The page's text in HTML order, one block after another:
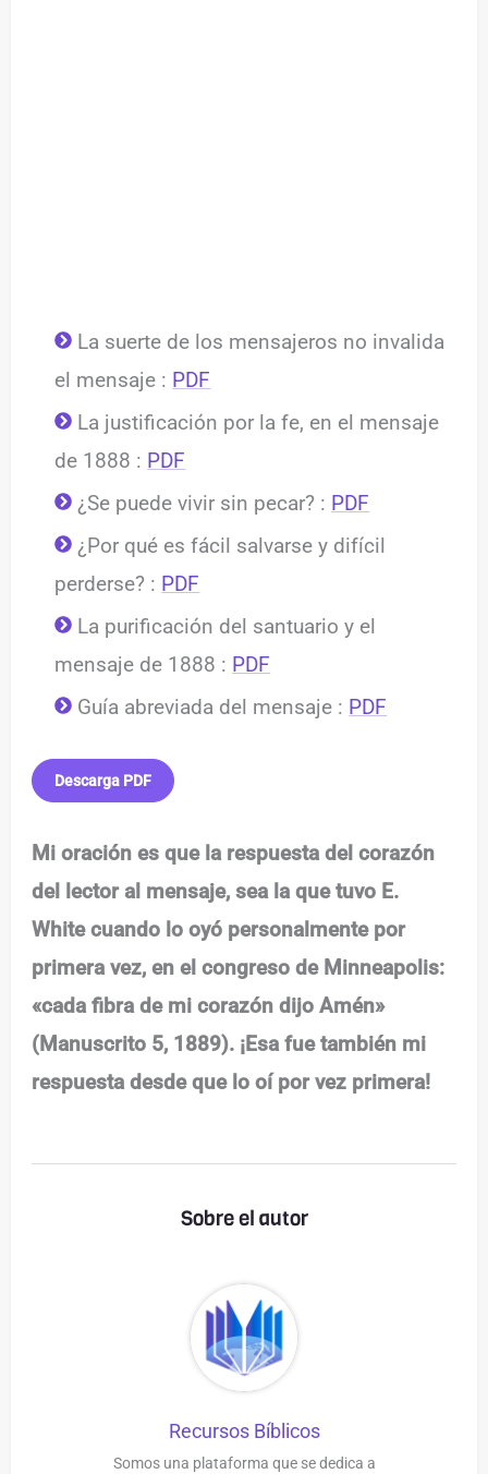
La suerte de los mensajeros no invalida
el mensaje : PDF
La justificación por la fe, en el mensaje
de 1888 : PDF
¿Se puede vivir sin pecar? : PDF
¿Por qué es fácil salvarse y difícil
perderse? : PDF
La purificación del santuario y el
mensaje de 1888 : PDF
Guía abreviada del mensaje : PDF
Descarga PDF
Mi oración es que la respuesta del corazón
del lector al mensaje, sea la que tuvo E.
White cuando lo oyó personalmente por
primera vez, en el congreso de Minneapolis:
«cada fibra de mi corazón dijo Amén»
(Manuscrito 5, 1889). ¡Esa fue también mi
respuesta desde que lo oí por vez primera!
Sobre el autor
Recursos Bíblicos
Somos una plataforma que se dedica a